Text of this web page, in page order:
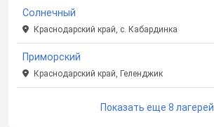
Солнечный
Краснодарский край, с. Кабардинка
Приморский
Краснодарский край, Геленджик
Показать еще 8 лагерей